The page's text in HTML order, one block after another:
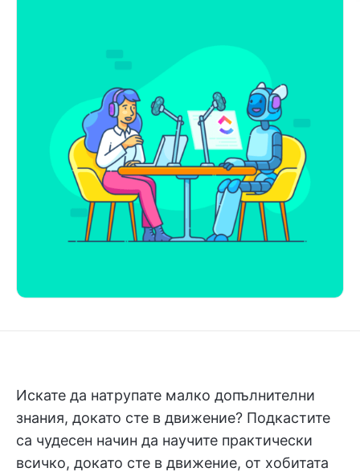
Искате да натрупате малко допълнителни
знания, докато сте в движение? Подкастите
са чудесен начин да научите практически
всичко, докато сте в движение, от хобитата